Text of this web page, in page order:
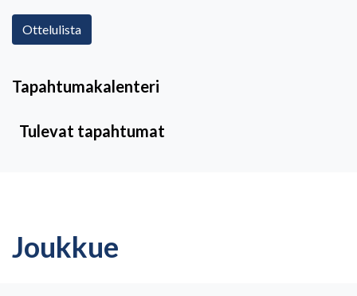
Ottelulista
Tapahtumakalenteri
Tulevat tapahtumat
Joukkue